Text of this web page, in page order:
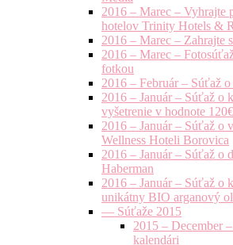
2016 – Marec – Vyhrajte
hotelov Trinity Hotels &
2016 – Marec – Zahrajte
2016 – Marec –
fotkou
2016 – Február – Súťaž
2016 – Január – Súťaž o
vyšetrenie v hodnote 120€
2016 – Január – Súťaž o
Wellness Hoteli Borovica
2016 – Január – Súťaž o
Haberman
2016 – Január – Súťaž o
unikátny BIO arganový
— Súťaže 2015
2015 – December
kalendári